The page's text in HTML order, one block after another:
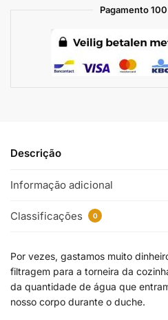
Pagamento
Descrição
Informação adicional
Classificações 0
Por vezes, gastamos muito
filtragem para a torneira da
da quantidade de água que
nosso corpo durante o duche.